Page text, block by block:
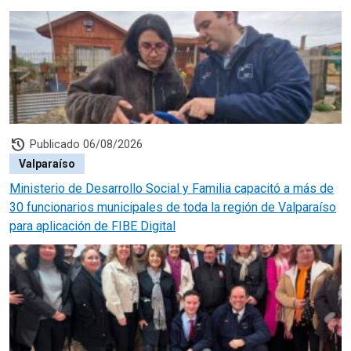
history Publicado 06/08/2026
Valparaíso
Ministerio de Desarrollo Social y Familia capacitó a más de
30 funcionarios municipales de toda la región de Valparaíso
para aplicación de FIBE Digital